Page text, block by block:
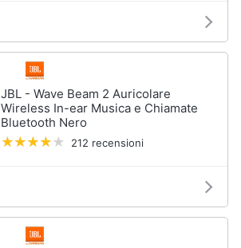
JBL - Wave Beam 2 Auricolare
Wireless In-ear Musica e Chiamate
Bluetooth Nero
212 recensioni